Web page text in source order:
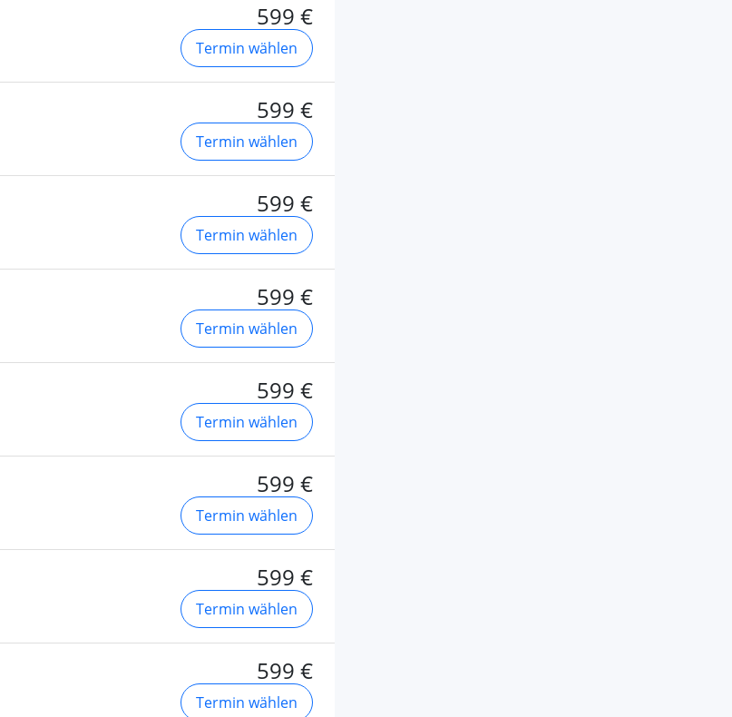
599 €
Termin wählen
599 €
Termin wählen
599 €
Termin wählen
599 €
Termin wählen
599 €
Termin wählen
599 €
Termin wählen
599 €
Termin wählen
599 €
Termin wählen